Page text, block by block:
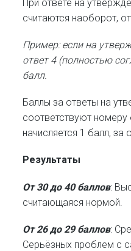
При ответе на
считаются наоборот,
Пример: если на
ответ 4 (полностью
балл.
Баллы за ответы на
соответствуют номеру
начисляется 1 балл, за
Результаты
От 30 до 40 баллов:
считающаяся нормой.
От 26 до 29 баллов:
Серьёзных проблем с